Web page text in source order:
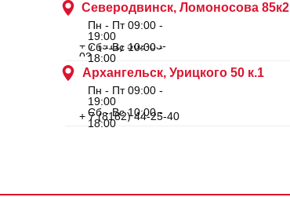
Архангельск, Урицкого 50 к.1
Северодвинск, Ломоносова 85к2
Пн - Пт 09:00 -
19:00
Сб - Вс 10:00 -
18:00
Пн - Пт 09:00 -
19:00
Сб - Вс 10:00 -
18:00
+ 7 (911) 562-83-
03
+ 7 (8182) 44-25-40